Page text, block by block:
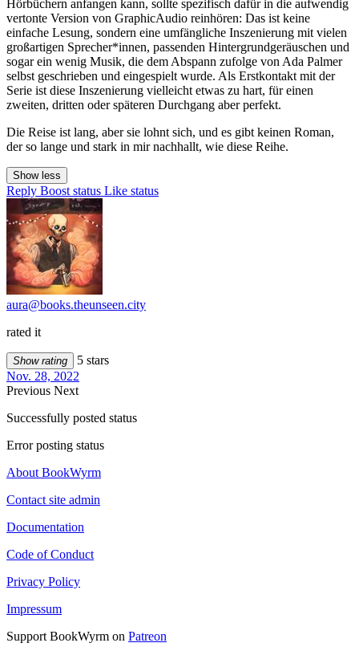
Hörbüchern anfangen kann, sollte spezifisch dafür in die aufwendig
vertonte Version von GraphicAudio reinhören: Das ist keine
einfache Lesung, sondern eine umfängliche Inszenierung mit vielen
großartigen Sprecher*innen, passenden Hintergrundgeräuschen und
sogar ein wenig Musik, die dem Abspann zufolge von Ada Palmer
selbst geschrieben und eingespielt wurde. Als Erstkontakt mit der
Serie ist diese Inszenierung vielleicht etwas zu hart, für einen
zweiten, dritten oder späteren Durchgang aber perfekt.
Die Reise ist lang, aber sie lohnt sich, und es gibt keinen Roman,
der so lange und stark in mir nachhallt, wie diese Reihe.
Show less
Reply Boost status Like status
aura@books.theunseen.city
rated it
Show rating
5 stars
Nov. 28, 2022
Previous Next
Successfully posted status
Error posting status
About BookWyrm
Contact site admin
Documentation
Code of Conduct
Privacy Policy
Impressum
Support BookWyrm on Patreon